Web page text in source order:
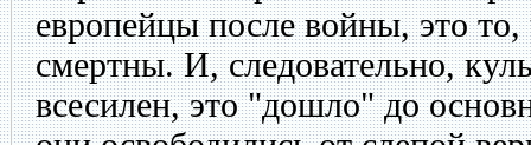
европейцы после войны, это
смертны. И, следовательно,
всесилен, это "дошло" до